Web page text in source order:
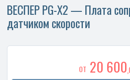
ВЕСПЕР PG-X2 — Плата
датчиком скорости
ОТ 20 600